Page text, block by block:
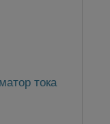
тока